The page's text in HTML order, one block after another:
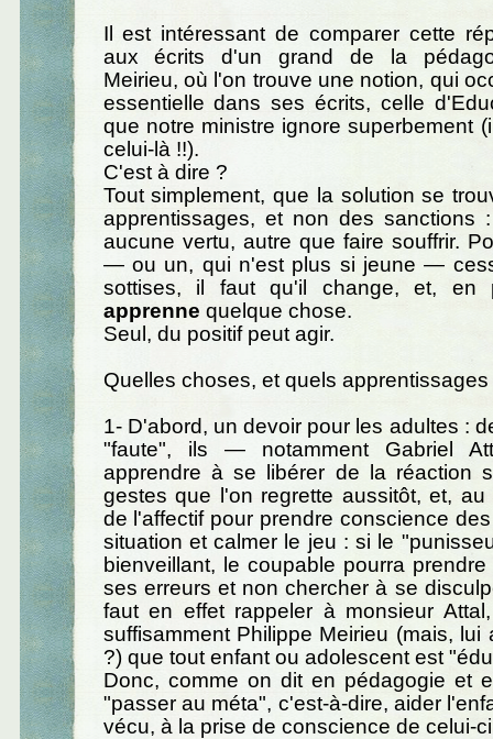
Il est intéressant de comparer cette
aux écrits d'un grand de la
Meirieu, où l'on trouve une notion, qui
essentielle dans ses écrits, celle
que notre ministre ignore superbement
celui-là !!).
C'est à dire ?
Tout simplement, que la solution se
apprentissages, et non des sanctions
aucune vertu, autre que faire souffrir.
— ou un, qui n'est plus si jeune —
sottises, il faut qu'il change, et, en
apprenne quelque chose.
Seul, du positif peut agir.
Quelles choses, et quels apprentissages
1- D'abord, un devoir pour les adultes :
"faute", ils — notamment Gabriel
apprendre à se libérer de la réaction
gestes que l'on regrette aussitôt, et, au
de l'affectif pour prendre conscience
situation et calmer le jeu : si le
bienveillant, le coupable pourra
ses erreurs et non chercher à se
faut en effet rappeler à monsieur
suffisamment Philippe Meirieu (mais, lui
?) que tout enfant ou adolescent est
Donc, comme on dit en pédagogie et
"passer au méta", c'est-à-dire, aider
vécu, à la prise de conscience de celui-